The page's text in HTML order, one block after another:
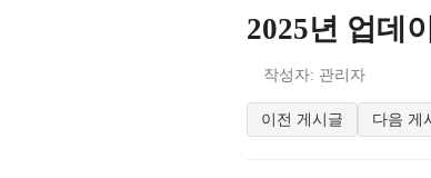
2025년 업데
작성자: 관리자
이전 게시글 다음 게